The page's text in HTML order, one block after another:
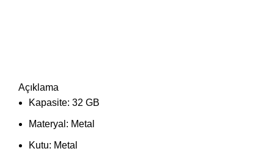
Açıklama
Kapasite: 32 GB
Materyal: Metal
Kutu: Metal